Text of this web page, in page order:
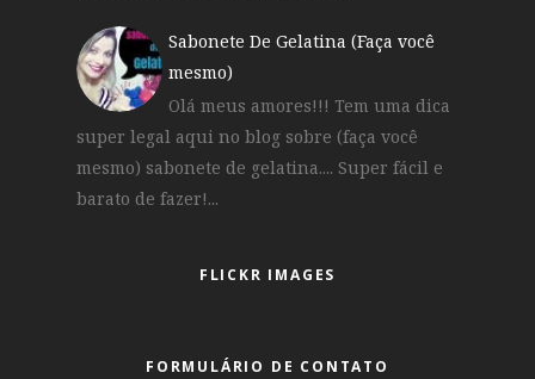
Sabonete De Gelatina (Faça você
mesmo)
Olá meus amores!!! Tem uma dica
super legal aqui no blog sobre (faça você
mesmo) sabonete de gelatina.... Super fácil e
barato de fazer!...
FLICKR IMAGES
FORMULÁRIO DE CONTATO